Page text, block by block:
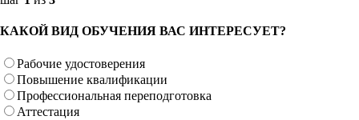
КАКОЙ ВИД ОБУЧЕНИЯ ВАС ИНТЕРЕСУЕТ?
Рабочие удостоверения
Повышение квалификации
Профессиональная переподготовка
Аттестация